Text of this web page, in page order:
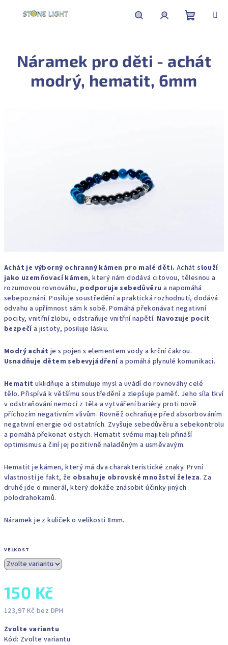
košík
Achát je výborný ochranný kámen pro malé děti. Achátslouží
jako uzemňovací kámen, který nám dodává citovou, tělesnou a
rozumovou rovnováhu, podporuje sebedůvěru a napomáhá
sebepoznání. Posiluje soustředění a praktická rozhodnutí, dodává
odvahu a upřímnost sám k sobě. Pomáhá překonávat negativní
pocity, vnitřní zlobu, odstraňuje vnitřní napětí. Navozuje pocit
bezpečía jistoty, posiluje lásku.
Modrý achát je s pojen s elementem vody a krční čakrou.
Usnadňuje dětem sebevyjádřenía pomáhá plynulé komunikaci.
Hematituklidňuje a stimuluje mysl a uvádí do rovnováhy celé
tělo. Přispívá k většímu soustředění a zlepšuje paměť. Jeho síla tkví
v odstraňování nemocí z těla a vytváření bariéry proti nově
příchozím negativním vlivům. Rovněž ochraňuje před absorbováním
negativní energie od ostatních. Zvyšuje sebedůvěru a sebekontrolu
a pomáhá překonat ostych. Hematit svému majiteli přináší
optimismus a činí jej pozitivně naladěným a usměvavým.
Hematit je kámen, který má dva charakteristické znaky. První
vlastností je fakt, že obsahuje obrovské množství železa. Za
druhé jde o minerál, který dokáže znásobit účinky jiných
polodrahokamů.
Náramek je z kuliček o velikosti 8mm.
VELKOST
150 Kč
123,97 Kč bez DPH
cena:
Zvolte variantu
Kód: Zvolte variantu
Náramek pro děti - achát
modrý, hematit, 6mm